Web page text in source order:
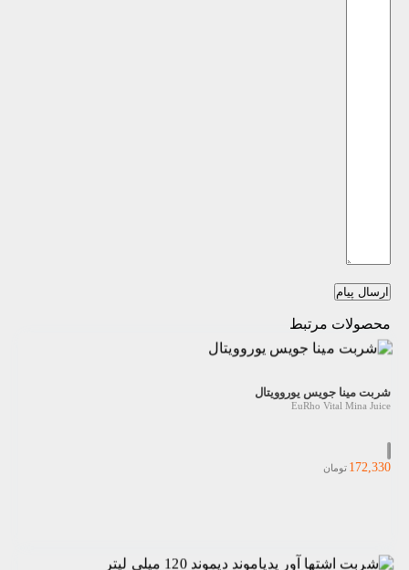
ارسال پیام
محصولات مرتبط
شربت مینا جویس یوروویتال
EuRho Vital Mina Juice
172,330 تومان